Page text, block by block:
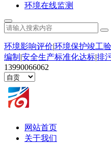
环境在线监测
环境影响评价|环境保护竣工
编制 |安全生产标准化达标|排
13990066062
网站首页
关于我们